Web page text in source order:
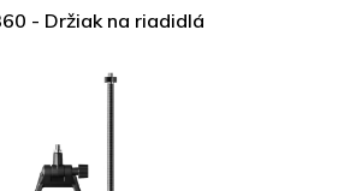
- Držiak na riadidlá